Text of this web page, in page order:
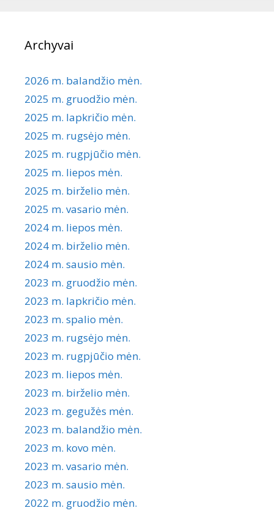
Archyvai
2026 m. balandžio mėn.
2025 m. gruodžio mėn.
2025 m. lapkričio mėn.
2025 m. rugsėjo mėn.
2025 m. rugpjūčio mėn.
2025 m. liepos mėn.
2025 m. birželio mėn.
2025 m. vasario mėn.
2024 m. liepos mėn.
2024 m. birželio mėn.
2024 m. sausio mėn.
2023 m. gruodžio mėn.
2023 m. lapkričio mėn.
2023 m. spalio mėn.
2023 m. rugsėjo mėn.
2023 m. rugpjūčio mėn.
2023 m. liepos mėn.
2023 m. birželio mėn.
2023 m. gegužės mėn.
2023 m. balandžio mėn.
2023 m. kovo mėn.
2023 m. vasario mėn.
2023 m. sausio mėn.
2022 m. gruodžio mėn.